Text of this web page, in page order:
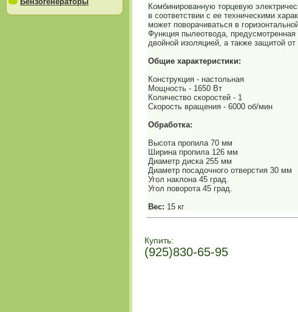
Комбинированную торцевую
в соответствии с ее техническими
может поворачиваться в
Функция пылеотвода,
двойной изоляцией, а также защитой
Общие характеристики:
Конструкция - настольная
Мощность - 1650 Вт
Количество скоростей - 1
Скорость вращения - 6000 об/мин
Обработка:
Высота пропила 70 мм
Ширина пропила 126 мм
Диаметр диска 255 мм
Диаметр посадочного отверстия 30 мм
Угол наклона 45 град.
Угол поворота 45 град.
Вес: 15 кг
Купить:
(925)830-65-95